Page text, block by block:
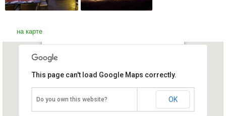
на карте
Намибия, Виндхук
This page can't load Google Maps correctly.
Do you own this website? OK